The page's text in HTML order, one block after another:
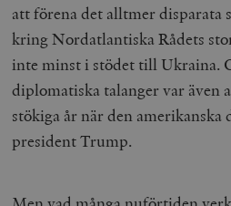
att förena det alltmer disparata
kring Nordatlantiska Rådets
inte minst i stödet till Ukraina.
diplomatiska talanger var även
stökiga år när den amerikanska
president Trump.